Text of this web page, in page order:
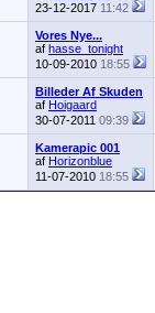
23-12-2017 11:42
Vores Nye...
af hasse_tonight
10-09-2010 18:55
Billeder Af Skuden
af Hoigaard
30-07-2011 09:39
Kamerapic 001
af Horizonblue
11-07-2010 18:55